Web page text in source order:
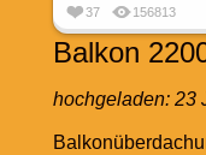
37 156813
Balkon
hochgeladen: 23